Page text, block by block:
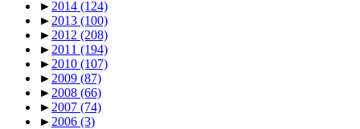
► 2014 (124)
► 2013 (100)
► 2012 (208)
► 2011 (194)
► 2010 (107)
► 2009 (87)
► 2008 (66)
► 2007 (74)
► 2006 (3)